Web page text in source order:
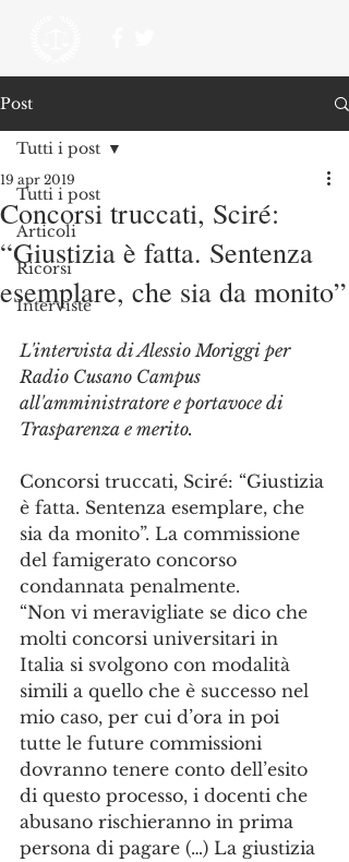
Post
Tutti i post
Articoli
Ricorsi
Interviste
Tutti i post
Concorsi truccati, Sciré:
“Giustizia è fatta. Sentenza
esemplare, che sia da monito”
19 apr 2019
L'intervista di Alessio Moriggi per
Radio Cusano Campus
all'amministratore e portavoce di
Trasparenza e merito.
Concorsi truccati, Sciré: “Giustizia
è fatta. Sentenza esemplare, che
sia da monito”. La commissione
del famigerato concorso
condannata penalmente.
“Non vi meravigliate se dico che
molti concorsi universitari in
Italia si svolgono con modalità
simili a quello che è successo nel
mio caso, per cui d’ora in poi
tutte le future commissioni
dovranno tenere conto dell’esito
di questo processo, i docenti che
abusano rischieranno in prima
persona di pagare (…) La giustizia